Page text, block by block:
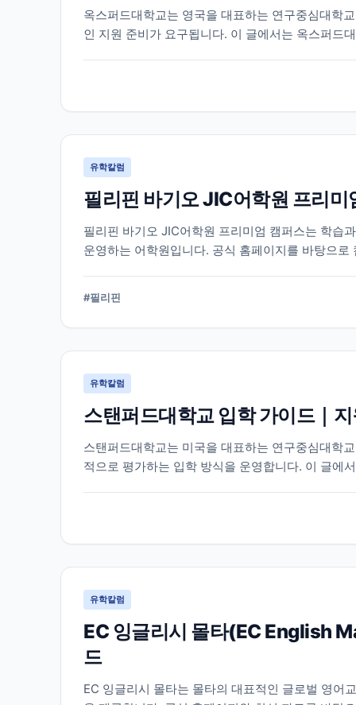
옥스퍼드대학교는 영국을 대표하는 연구중심대학
인 지원 준비가 요구됩니다. 이 글에서는 옥스퍼드
유학칼럼
필리핀 바기오 JIC어학원 프리미
필리핀 바기오 JIC어학원 프리미엄 캠퍼스는 학습
운영하는 어학원입니다. 공식 홈페이지를 바탕으
#필리핀
유학칼럼
스탠퍼드대학교 입학 가이드｜
스탠퍼드대학교는 미국을 대표하는 연구중심대학
적으로 평가하는 입학 방식을 운영합니다. 이 글에
유학칼럼
EC 잉글리시 몰타(EC English
드
EC 잉글리시 몰타는 몰타의 대표적인 글로벌 영어